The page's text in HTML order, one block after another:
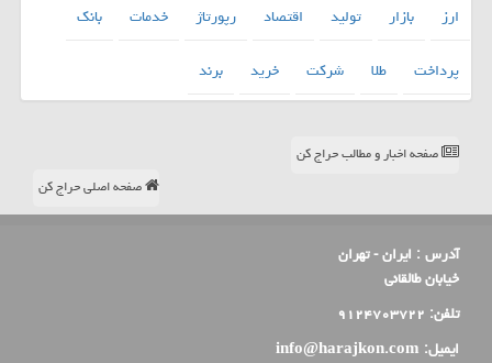
ارز بازار تولید اقتصاد رپورتاژ خدمات
بانك
پرداخت
طلا شركت خرید برند
صفحه اخبار و مطالب حراج کن
صفحه اصلی حراج کن
آدرس : ایران - تهران
خیابان طالقانی
تلفن: ۹۱۲۴۷۰۳۷۲۲
ایمیل: info@harajkon.com